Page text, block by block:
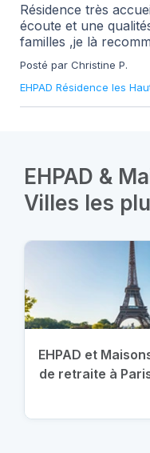
Résidence très
écoute et une
familles ,je là
Posté par Christine P.
EHPAD Résidence les
EHPAD &
Villes les
EHPAD et
de retraite à